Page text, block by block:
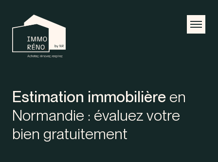
Estimation immobilière en
Normandie : évaluez votre
bien gratuitement